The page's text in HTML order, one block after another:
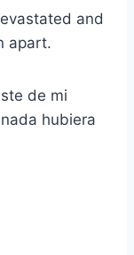
and
apart.
de mi
hubiera